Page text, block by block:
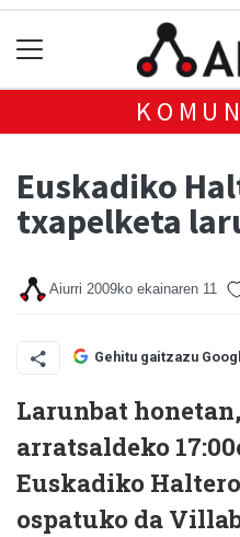
Euskadiko
txapelketa
Aiurri 2009ko ekainaren 11
Gehitu gaitzazu
Larunbat
arratsaldeko
Euskadiko
ospatuko da